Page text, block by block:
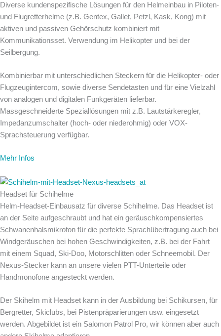
Diverse kundenspezifische Lösungen für den Helmeinbau in Piloten-
und Flugretterhelme (z.B. Gentex, Gallet, Petzl, Kask, Kong) mit
aktiven und passiven Gehörschutz kombiniert mit
Kommunikationsset. Verwendung im Helikopter und bei der
Seilbergung.
Kombinierbar mit unterschiedlichen Steckern für die Helikopter- oder
Flugzeugintercom, sowie diverse Sendetasten und für eine Vielzahl
von analogen und digitalen Funkgeräten lieferbar.
Massgeschneiderte Speziallösungen mit z.B. Lautstärkeregler,
Impedanzumschalter (hoch- oder niederohmig) oder VOX-
Sprachsteuerung verfügbar.
Mehr Infos
Headset für Schihelme
Helm-Headset-Einbausatz für diverse Schihelme. Das Headset ist
an der Seite aufgeschraubt und hat ein geräuschkompensiertes
Schwanenhalsmikrofon für die perfekte Sprachübertragung auch bei
Windgeräuschen bei hohen Geschwindigkeiten, z.B. bei der Fahrt
mit einem Squad, Ski-Doo, Motorschlitten oder Schneemobil. Der
Nexus-Stecker kann an unsere vielen PTT-Unterteile oder
Handmonofone angesteckt werden.
Der Skihelm mit Headset kann in der Ausbildung bei Schikursen, für
Bergretter, Skiclubs, bei Pistenpräparierungen usw. eingesetzt
werden. Abgebildet ist ein Salomon Patrol Pro, wir können aber auch